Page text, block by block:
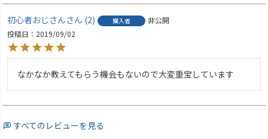
初心者おじさん 2 購入者
非公開
投稿日
2019/09/02
なかなか教えてもらう機会もないので大変重宝しています
すべてのレビューを見る